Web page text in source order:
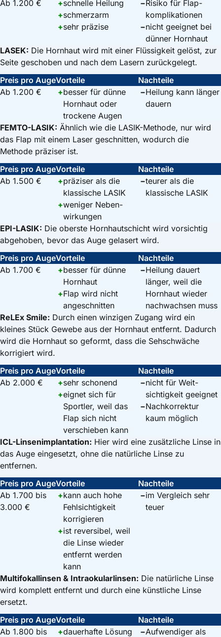
Ab 1.200 € +schnelle Heilung
+schmerzarm
+sehr präzise
−Risiko für Flap­
komplikationen
−nicht geeignet bei
dünner Hornhaut
LASEK: Die Hornhaut wird mit einer Flüssigkeit gelöst, zur
Seite geschoben und nach dem Lasern zurückgelegt.
Preis pro AugeVorteile
Nachteile
Ab 1.200 €
+besser für dünne
Hornhaut oder
trockene Augen
−Heilung kann länger
dauern
FEMTO-LASIK: Ähnlich wie die LASIK-Methode, nur wird
das Flap mit einem Laser geschnitten, wodurch die
Methode präziser ist.
Preis pro AugeVorteile
Nachteile
Ab 1.500 €
+präziser als die
klassische LASIK
+weniger Neben­
wirkungen
−teurer als die
klassische LASIK
EPI-LASIK: Die oberste Hornhautschicht wird vorsichtig
abgehoben, bevor das Auge gelasert wird.
Preis pro AugeVorteile
Nachteile
Ab 1.700 €
+besser für dünne
Hornhaut
+Flap wird nicht
angeschnit­ten
−Heilung dauert
länger, weil die
Hornhaut wieder
nach­wachsen muss
ReLEx Smile: Durch einen winzigen Zugang wird ein
kleines Stück Gewebe aus der Hornhaut entfernt. Dadurch
wird die Hornhaut so geformt, dass die Sehschwäche
korrigiert wird.
Preis pro AugeVorteile
Nachteile
Ab 2.000 €
+sehr schonend
+eignet sich für
Sportler, weil das
Flap sich nicht
verschieben kann
−nicht für Weit­
sichtigkeit geeignet
−Nachkor­rektur
kaum möglich
ICL-Linsenimplantation: Hier wird eine zusätzliche Linse in
das Auge eingesetzt, ohne die natürliche Linse zu
entfernen.
Preis pro AugeVorteile
Nachteile
Ab 1.700 bis
3.000 €
+kann auch hohe
Fehlsichtig­keit
korrigieren
+ist reversibel, weil
die Linse wieder
entfernt werden
kann
−im Vergleich sehr
teuer
Multifokallinsen & Intraokularlinsen: Die natürliche Linse
wird komplett entfernt und durch eine künstliche Linse
ersetzt.
Preis pro AugeVorteile
Nachteile
Ab 1.800 bis
+dauerhafte Lösung
−Aufwendiger als